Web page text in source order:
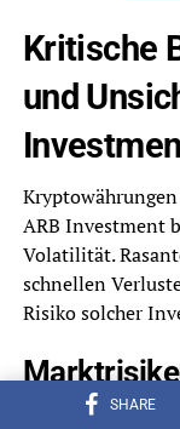
SHARE
Kritische
und
ARB Investment
Volatilität.
schnellen
Risiko solcher
bei